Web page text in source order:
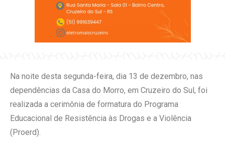
Na noite desta segunda-feira, dia 13 de dezembro, nas
dependências da Casa do Morro, em Cruzeiro do Sul, foi
realizada a cerimônia de formatura do Programa
Educacional de Resistência às Drogas e a Violência
(Proerd).